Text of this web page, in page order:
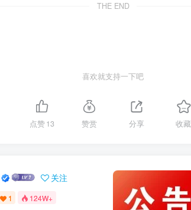
THE END
喜欢就支持一下吧
点赞13 赞赏 分享 收藏
关注
1 124W+